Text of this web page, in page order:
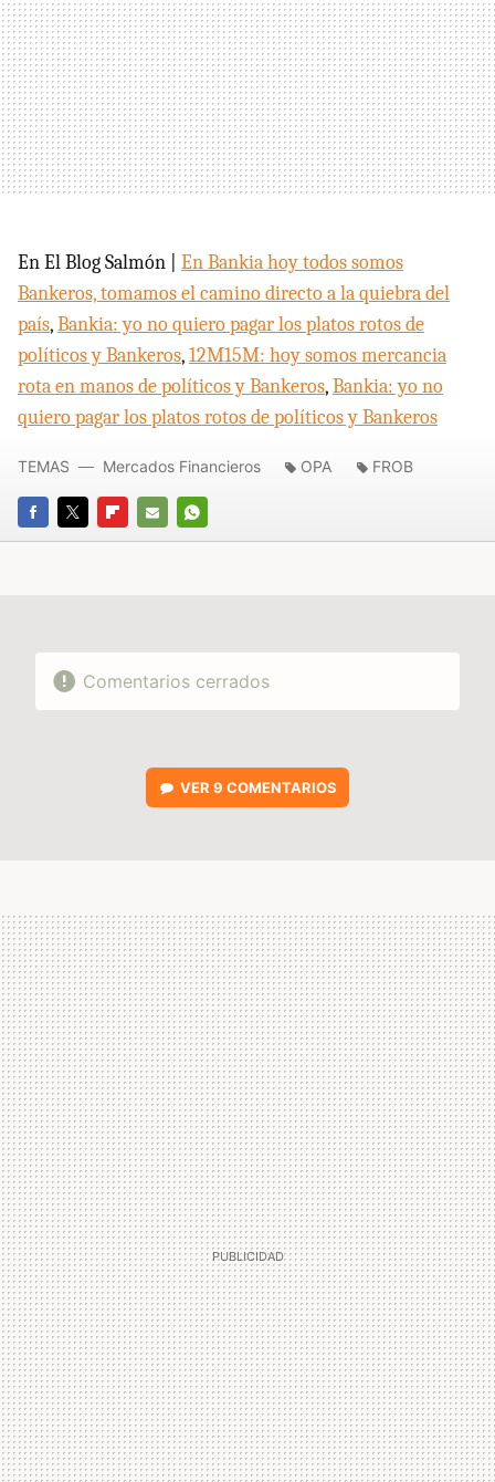
En El Blog Salmón | En Bankia hoy todos somos
Bankeros, tomamos el camino directo a la quiebra del
país,Bankia: yo no quiero pagar los platos rotos de
políticos y Bankeros,12M15M: hoy somos mercancia
rota en manos de políticos y Bankeros,Bankia: yo no
quiero pagar los platos rotos de políticos y Bankeros
FACEBOOK
TWITTERFLIPBOARD
E-
WHATSAPP
TEMAS Mercados Financieros OPA FROB
Comentarios cerrados
VER 9 COMENTARIOS